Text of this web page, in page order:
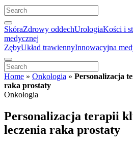
SkóraZdrowy oddechUrologiaKości i
medycznej
ZębyUkład trawiennyInnowacyjna
Home » Onkologia » Personalizacja
raka prostaty
Onkologia
Personalizacja terapii
leczenia raka prostaty